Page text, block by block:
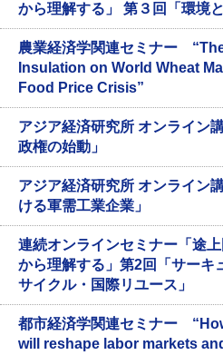
から理解する」 第３回「環境
農業経済学関連セミナー
Insulation on World Wheat
Food Price Crisis”
アジア経済研究所 オンライン
政権の始動」
アジア経済研究所 オンライン
ける軍需工業企業」
連続オンラインセミナー「途
から理解する」第2回「サーキ
サイクル・国際リユース」
都市経済学関連セミナー
will reshape labor markets